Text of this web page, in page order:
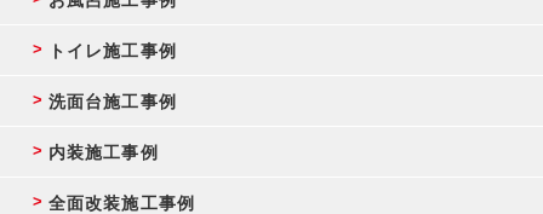
トイレ施工事例
洗面台施工事例
内装施工事例
全面改装施工事例